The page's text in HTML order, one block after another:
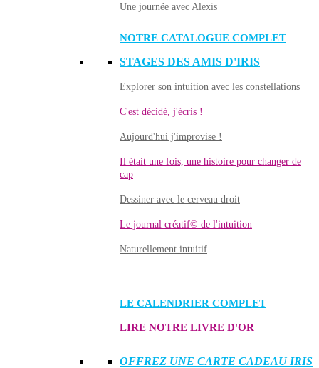
Une journée avec Alexis
NOTRE CATALOGUE COMPLET
STAGES DES AMIS D'IRIS
Explorer son intuition avec les constellations
C'est décidé, j'écris !
Aujourd'hui j'improvise !
Il était une fois, une histoire pour changer de
cap
Dessiner avec le cerveau droit
Le journal créatif© de l'intuition
Naturellement intuitif
LE CALENDRIER COMPLET
LIRE NOTRE LIVRE D'OR
OFFREZ UNE CARTE CADEAU IRIS